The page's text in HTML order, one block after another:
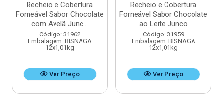
Recheio e Cobertura
Forneável Sabor Chocolate
com Avelã Junc...
Código: 31962
Embalagem: BISNAGA
12x1,01kg
Ver Preço
Recheio e Cobertura
Forneável Sabor Chocolate
ao Leite Junco
Código: 31959
Embalagem: BISNAGA
12x1,01kg
Ver Preço